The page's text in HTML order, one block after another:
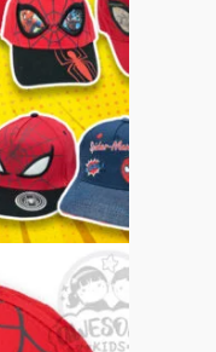
式。
可
在
產
品
頁
面
選
擇
選
項